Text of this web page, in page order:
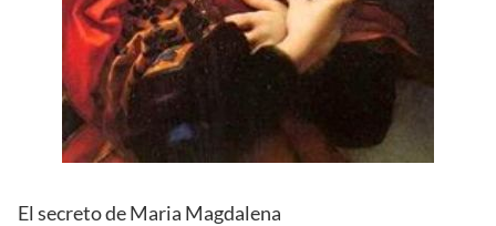
El secreto de Maria Magdalena